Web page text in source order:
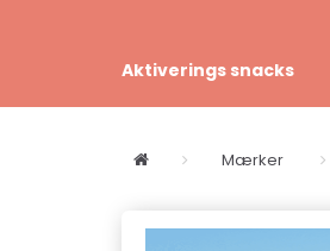
Aktiverings snacks
Mærker